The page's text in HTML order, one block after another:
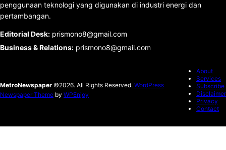
penggunaan teknologi yang digunakan di industri energi dan
pertambangan.
Editorial Desk: prismono8@gmail.com
Business & Relations: prismono8@gmail.com
MetroNewspaper ©2026. All Rights Reserved. WordPress
Newspaper Theme by WPEnjoy
About
Services
Subscribe
Disclaimer
Privacy
Contact